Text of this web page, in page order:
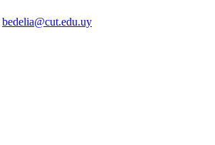
bedelia@cut.edu.uy